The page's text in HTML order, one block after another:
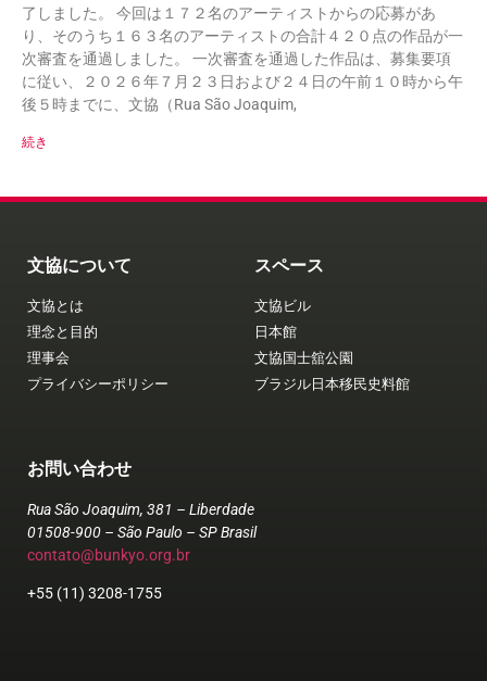
了しました。 今回は１７２名のアーティストからの応募があ
り、そのうち１６３名のアーティストの合計４２０点の作品が一
次審査を通過しました。 一次審査を通過した作品は、募集要項
に従い、２０２６年７月２３日および２４日の午前１０時から午
後５時までに、文協（Rua São Joaquim,
続き
文協について
文協とは
理念と目的
理事会
プライバシーポリシー
スペース
文協ビル
日本館
文協国士舘公園
ブラジル日本移民史料館
お問い合わせ
Rua São Joaquim, 381 – Liberdade
01508-900 – São Paulo – SP Brasil
contato@bunkyo.org.br
+55 (11) 3208-1755